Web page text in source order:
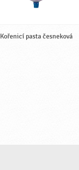
Kořenicí pasta česneková